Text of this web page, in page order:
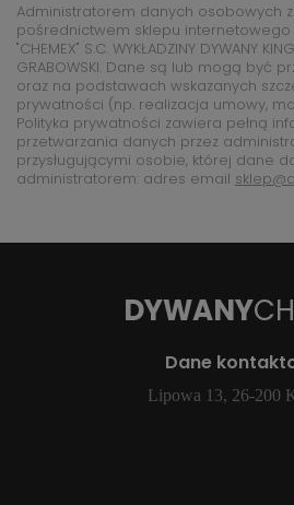
Administratorem danych osobowych
pośrednictwem sklepu
"CHEMEX" S.C. WYKŁADZINY DYWANY
GRABOWSKI. Dane są lub mogą być
oraz na podstawach wskazanych
prywatności (np. realizacja umowy,
Polityka prywatności zawiera pełną
przetwarzania danych przez
przysługującymi osobie, której dane
administratorem: adres email
DYWANY
Dane
Lipowa 13, 26-200